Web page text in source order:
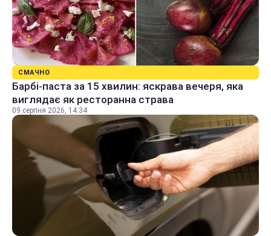
СМАЧНО
Барбі-паста за 15 хвилин: яскрава вечеря, яка
виглядає як ресторанна страва
09 серпня 2026, 14:34